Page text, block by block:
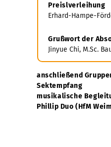
Preislverleihung
Erhard-Hampe-
Grußwort der
Jinyue Chi, M.Sc.
anschließend
Sektempfang
musikalische
Phillip Duo (HfM